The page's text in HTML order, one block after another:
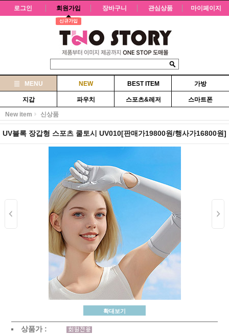
로그인 회원가입
신규가입
장바구니 관심상품 마이페이지
MENU NEW BEST ITEM 가방
지갑 파우치 스포츠&레저 스마트폰
New item 신상품
UV블록 장갑형 스포츠 쿨토시 UV010[판매가19800원/행사가16800원]
확대보기
상품가 :